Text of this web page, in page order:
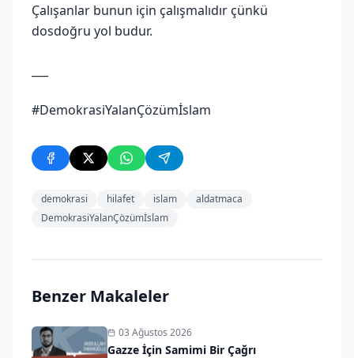
Çalışanlar bunun için çalışmalıdır çünkü
dosdoğru yol budur.
#DemokrasiYalanÇözümİslam
demokrasi hilafet islam
aldatmaca
DemokrasiYalanÇözümİslam
Benzer Makaleler
03 Ağustos 2026
Gazze İçin Samimi Bir Çağrı